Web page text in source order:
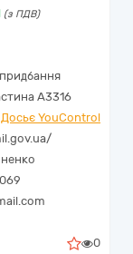
(з ПДВ)
А3316
Досьє YouControl
0